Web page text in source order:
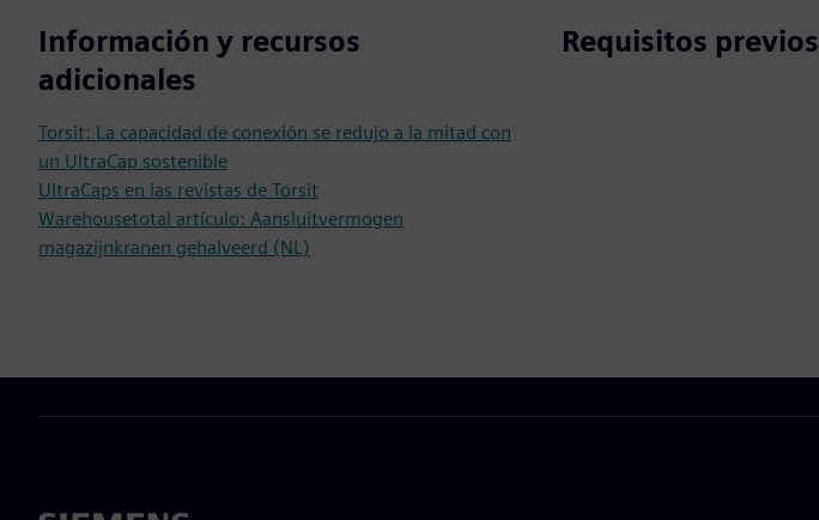
Información y recursos
adicionales
Torsit: La capacidad de conexión se redujo a la mitad con
un UltraCap sostenible
UltraCaps en las revistas de Torsit
Warehousetotal artículo: Aansluitvermogen
magazijnkranen gehalveerd (NL)
Requisitos previos